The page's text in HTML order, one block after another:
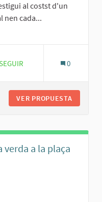
al costst d'un
nen cada...
Presupuesto participativo
SEGUIDORAS 0
VER PROPUESTA
a la plaça